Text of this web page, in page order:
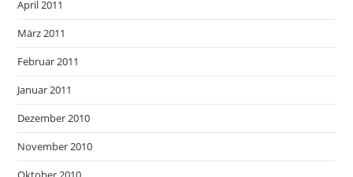
April 2011
März 2011
Februar 2011
Januar 2011
Dezember 2010
November 2010